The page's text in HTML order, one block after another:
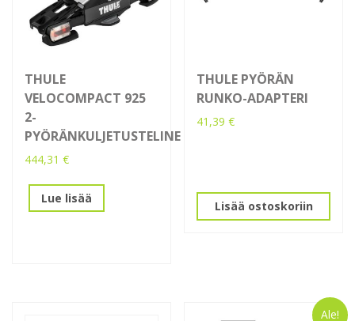
THULE
VELOCOMPACT 925
2-
PYÖRÄNKULJETUSTELINE
444,31 €
Lue lisää
THULE PYÖRÄN
RUNKO-ADAPTERI
41,39€
Lisää ostoskoriin
Ale!